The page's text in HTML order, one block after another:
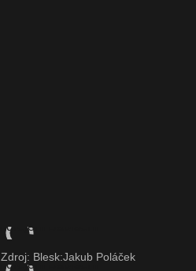
Zdroj: Blesk:Jakub Poláček